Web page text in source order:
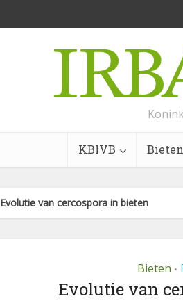
KBIVB Bieten
Evolutie van cercospora in bieten
Bieten •
Evolutie van